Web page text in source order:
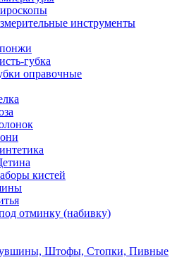
инструменты
губка
оправочные
кистей
отминку (набивку)
Штофы, Стопки, Пивные